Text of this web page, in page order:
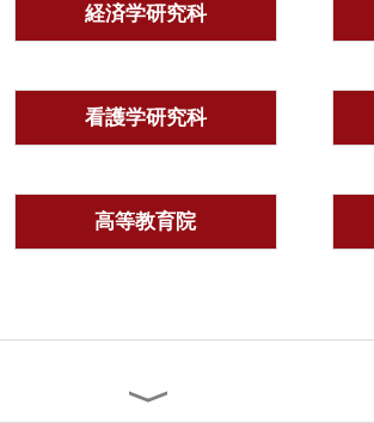
経済学研究科
看護学研究科
高等教育院